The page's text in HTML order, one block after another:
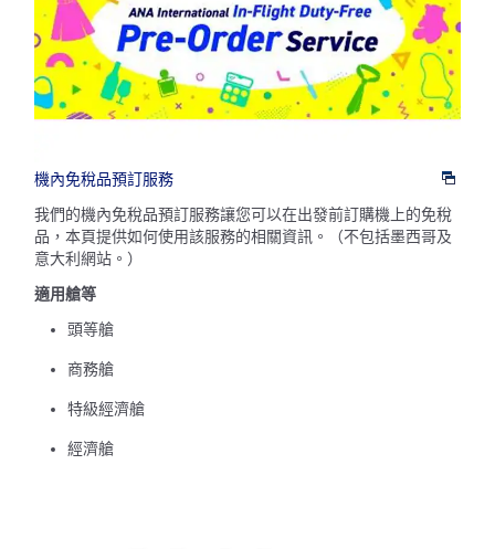
機內免稅品預訂服務
我們的機內免稅品預訂服務讓您可以在出發前訂購機上的免稅
品，本頁提供如何使用該服務的相關資訊。（不包括墨西哥及
意大利網站。）
適用艙等
頭等艙
商務艙
特級經濟艙
經濟艙